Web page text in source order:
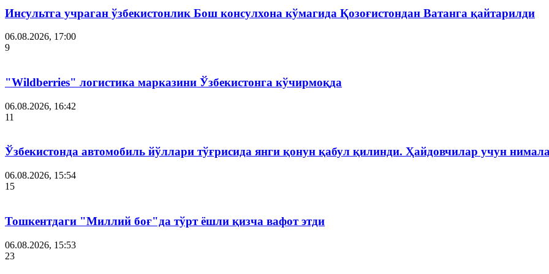
Инсультга учраган ўзбекистонлик Бош консулхона кўмагида Қозоғистондан Ватанга қайтарилди
06.08.2026, 17:00
9
"Wildberries" логистика марказини Ўзбекистонга кўчирмоқда
06.08.2026, 16:42
11
Ўзбекистонда автомобиль йўллари тўғрисида янги қонун қабул қилинди. Ҳайдовчилар учун
06.08.2026, 15:54
15
Тошкентдаги "Миллий боғ"да тўрт ёшли қизча вафот этди
06.08.2026, 15:53
23